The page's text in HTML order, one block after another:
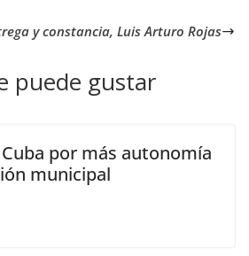
y constancia, Luis Arturo Rojas
puede gustar
por más autonomía
municipal